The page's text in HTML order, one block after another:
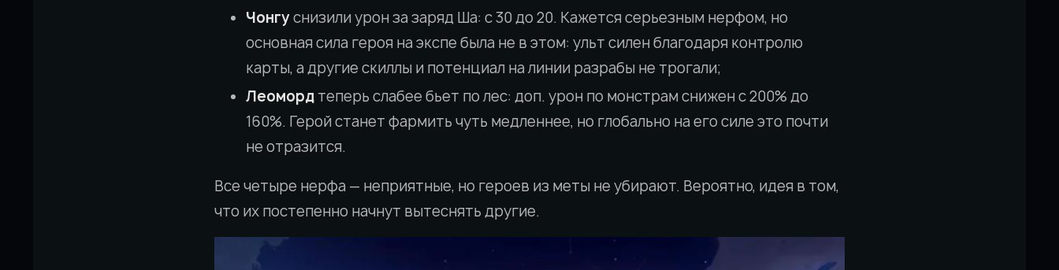
Чонгуснизили урон за заряд Ша: с 30 до 20. Кажется серьезным нерфом, но
основная сила героя на экспе была не в этом: ульт силен благодаря контролю
карты, а другие скиллы и потенциал на линии разрабы не трогали;
Леоморд теперь слабее бьет по лес: доп. урон по монстрам снижен с 200% до
160%. Герой станет фармить чуть медленнее, но глобально на его силе это почти
не отразится.
Все четыре нерфа — неприятные, но героев из меты не убирают. Вероятно, идея в том,
что их постепенно начнут вытеснять другие.